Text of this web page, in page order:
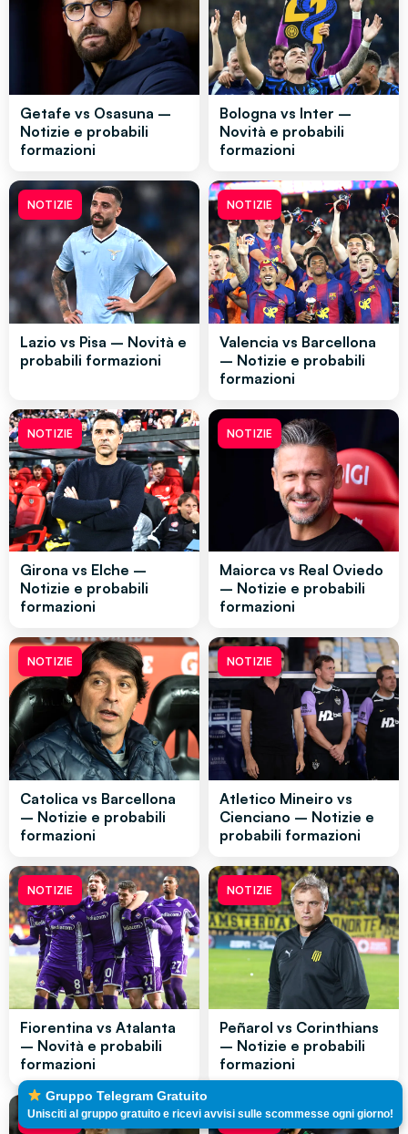
Getafe vs Osasuna –
Notizie e probabili
formazioni
Bologna vs Inter –
Novità e probabili
formazioni
NOTIZIE
Lazio vs Pisa – Novità e
probabili formazioni
NOTIZIE
Valencia vs Barcellona
– Notizie e probabili
formazioni
NOTIZIE
Girona vs Elche –
Notizie e probabili
formazioni
NOTIZIE
Maiorca vs Real Oviedo
– Notizie e probabili
formazioni
NOTIZIE
Catolica vs Barcellona
– Notizie e probabili
formazioni
NOTIZIE
Atletico Mineiro vs
Cienciano – Notizie e
probabili formazioni
NOTIZIE
Fiorentina vs Atalanta
– Novità e probabili
formazioni
NOTIZIE
Peñarol vs Corinthians
– Notizie e probabili
formazioni
NOTIZIE NOTIZIE
Gruppo Telegram Gratuito
Unisciti al gruppo gratuito e ricevi avvisi sulle scommesse ogni giorno!